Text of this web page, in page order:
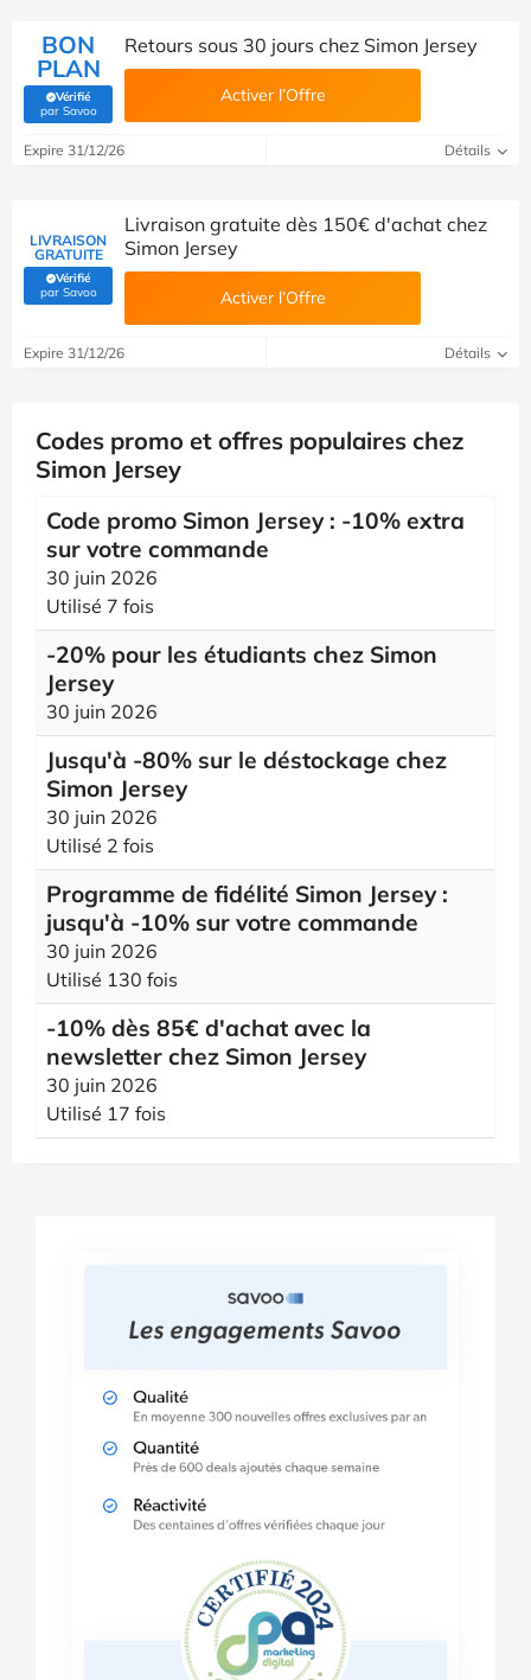
BON
PLAN
Vérifié
par Savoo(Vérifié par Savoo)
Retours sous 30 jours chez Simon Jersey
Activer l’Offre
Expire 31/12/26 Détails
LIVRAISON
GRATUITE
Vérifié
par Savoo(Vérifié par Savoo)
Livraison gratuite dès 150€ d'achat chez
Simon Jersey
Activer l’Offre
Expire 31/12/26 Détails
Codes promo et offres populaires chez
Simon Jersey
Code promo Simon Jersey : -10% extra
sur votre commande
30 juin 2026
Utilisé 7 fois
-20% pour les étudiants chez Simon
Jersey
30 juin 2026
Jusqu'à -80% sur le déstockage chez
Simon Jersey
30 juin 2026
Utilisé 2 fois
Programme de fidélité Simon Jersey :
jusqu'à -10% sur votre commande
30 juin 2026
Utilisé 130 fois
-10% dès 85€ d'achat avec la
newsletter chez Simon Jersey
30 juin 2026
Utilisé 17 fois